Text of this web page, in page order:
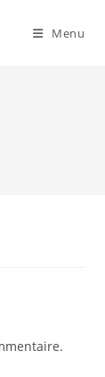
Menu